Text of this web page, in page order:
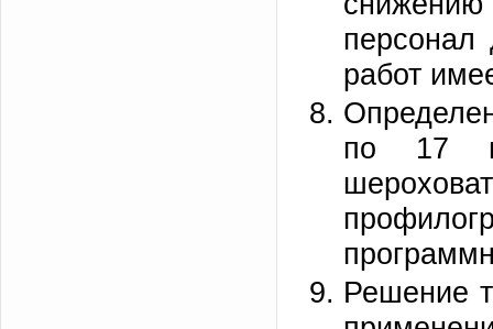
работ
по 17
Решение